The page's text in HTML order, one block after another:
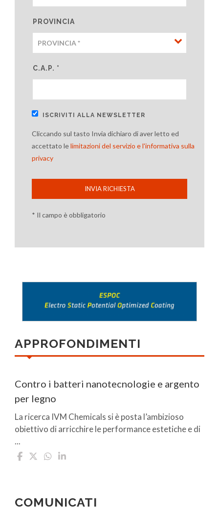
PROVINCIA
C.A.P. *
ISCRIVITI ALLA NEWSLETTER
Cliccando sul tasto Invia dichiaro di aver letto ed
accettato lelimitazioni del servizio e l'informativa sulla
privacy
INVIA RICHIESTA
* Il campo è obbligatorio
APPROFONDIMENTI
Contro i batteri nanotecnologie e argento
per legno
La ricerca IVM Chemicals si è posta l’ambizioso
obiettivo di arricchire le performance estetiche e di
...
COMUNICATI